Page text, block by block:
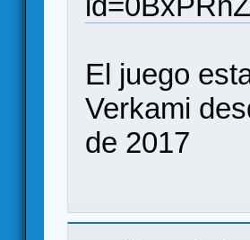
El juego
Verkami
de 2017